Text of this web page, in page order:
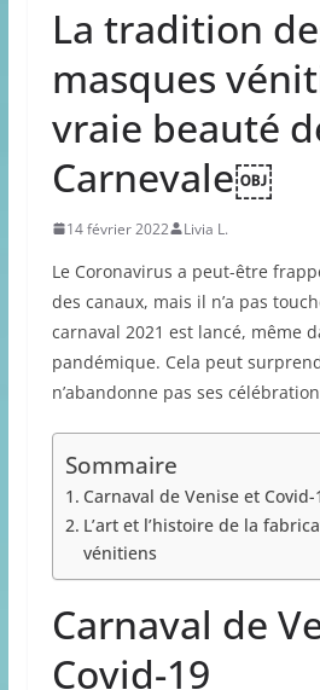
La tradition
masques
vraie beauté
Carnevale￼
14 février 2022 Livia L.
Le Coronavirus a peut-être
des canaux, mais il n’a pas
carnaval 2021 est lancé, même
pandémique. Cela peut
n’abandonne pas ses
Sommaire
Carnaval de Venise et Covid-
L’art et l’histoire de la
vénitiens
Carnaval de
Covid-19